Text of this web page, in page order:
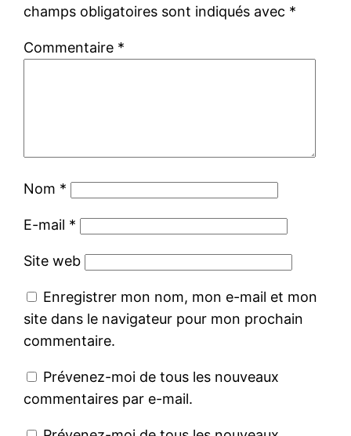
champs obligatoires sont indiqués avec *
Commentaire *
Nom *
E-mail *
Site web
Enregistrer mon nom, mon e-mail et mon
site dans le navigateur pour mon prochain
commentaire.
Prévenez-moi de tous les nouveaux
commentaires par e-mail.